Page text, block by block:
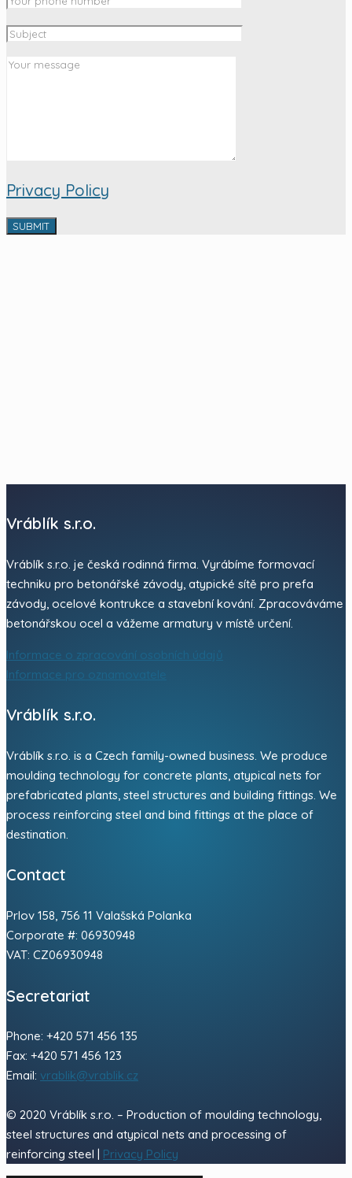
Privacy Policy
Vráblík s.r.o.
Vráblík s.r.o. je česká rodinná firma. Vyrábíme formovací
techniku pro betonářské závody, atypické sítě pro prefa
závody, ocelové kontrukce a stavební kování. Zpracováváme
betonářskou ocel a vážeme armatury v místě určení.
Informace o zpracování osobních údajů
Informace pro oznamovatele
Vráblík s.r.o.
Vráblík s.r.o. is a Czech family-owned business. We produce
moulding technology for concrete plants, atypical nets for
prefabricated plants, steel structures and building fittings. We
process reinforcing steel and bind fittings at the place of
destination.
Contact
Prlov 158, 756 11 Valašská Polanka
Corporate #: 06930948
VAT: CZ06930948
Secretariat
Phone: +420 571 456 135
Fax: +420 571 456 123
Email: vrablik@vrablik.cz
© 2020 Vráblík s.r.o. – Production of moulding technology,
steel structures and atypical nets and processing of
reinforcing steel | Privacy Policy